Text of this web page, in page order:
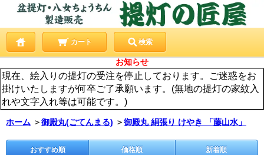
カート 検索
お知らせ
現在、絵入りの提灯の受注を停止しております。ご迷惑をお
掛けいたしますが何卒ご了承願います。(無地の提灯の家紋入
れや文字入れ等は可能です。)
ホーム ＞御殿丸(ごてんまる) ＞御殿丸 絹張り けやき 「藤山水」
おすすめ順 価格順 新着順